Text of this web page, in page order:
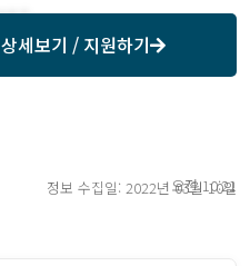
세보기 / 지원하기
정보 수집일: 2022년 03월 10일
오전 10:21